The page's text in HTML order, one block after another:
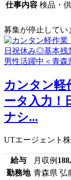
仕事内容 検品・
募集が停止してい
カンタン軽
ータ入力！
ナシ...
UTエージェント
給与 月収例
勤務地 青森県 弘